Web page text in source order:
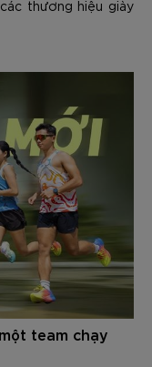
thương hiệu giày
vào việc tạo ra lớp
giữa giảm chấn
team chạy